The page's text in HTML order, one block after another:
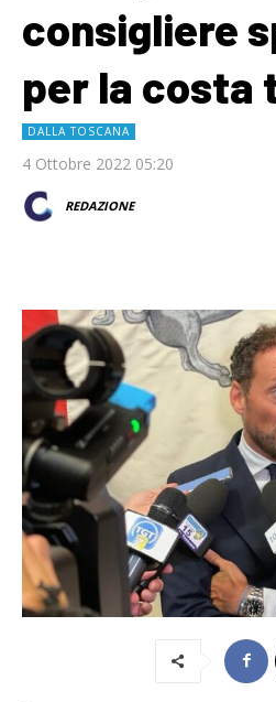
consigliere
per la costa
DALLA TOSCANA
4 Ottobre 2022 05:20
REDAZIONE